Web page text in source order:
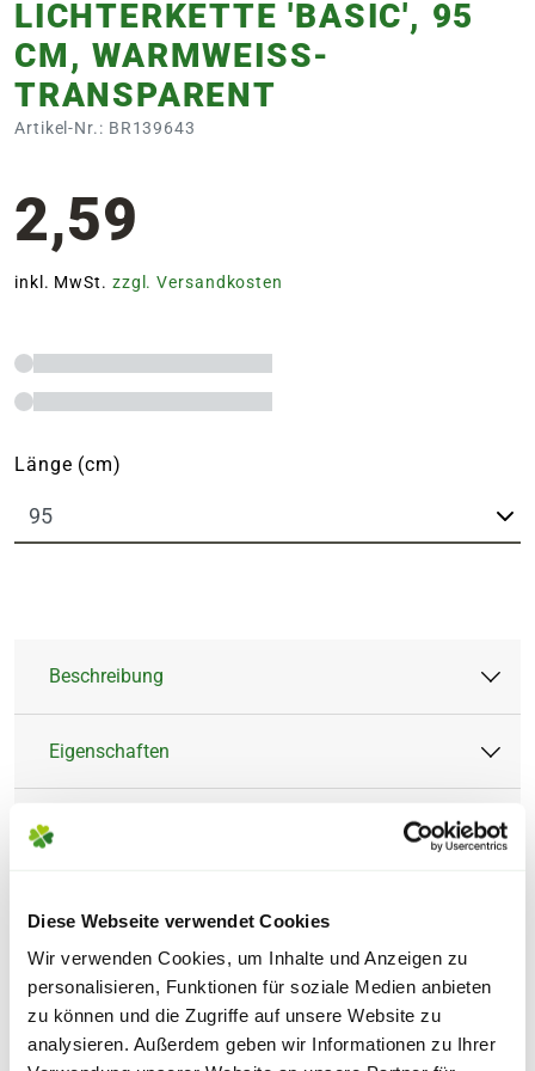
Diese Webseite verwendet Cookies
Wir verwenden Cookies, um Inhalte und Anzeigen zu
personalisieren, Funktionen für soziale Medien anbieten
zu können und die Zugriffe auf unsere Website zu
analysieren. Außerdem geben wir Informationen zu Ihrer
LICHTERKETTE 'BASIC', 95
CM, WARMWEISS-T
RANSPARENT
Artikel-Nr.: BR139643
2,59
inkl. MwSt. zzgl. Versandkosten
Länge (cm)
Beschreibung
Handumdrehen eine stimmungsvolle
oder im Wohnzimmer.
Die Lichterkette ist 95 cm lang und mit 20
Eigenschaften
Artikeltyp:
LED Anzahl:
20 Stück
Marke:
Lumineo
Material:
Kunststoff
Verwendung
Außenanwendung:
Ja
Innenanwendung:
Ja
DU MÖCHTESTNOCH MEHR
Versand